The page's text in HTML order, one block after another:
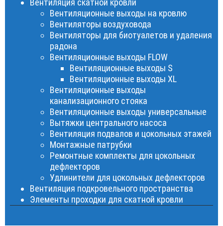
Вентиляция скатной кровли
Вентиляционные выходы на кровлю
Вентиляторы воздуховода
Вентиляторы для биотуалетов и удаления
радона
Вентиляционные выходы FLOW
Вентиляционные выходы S
Вентиляционные выходы XL
Вентиляционные выходы
канализационного стояка
Вентиляционные выходы универсальные
Вытяжки центрального насоса
Вентиляция подвалов и цокольных этажей
Монтажные патрубки
Ремонтные комплекты для цокольных
дефлекторов
Удлинители для цокольных дефлекторов
Вентиляция подкровельного пространства
Элементы проходки для скатной кровли